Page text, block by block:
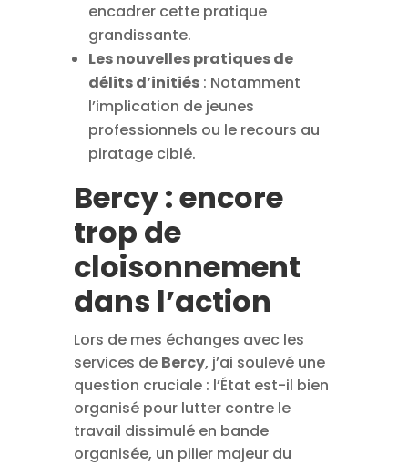
encadrer cette pratique
grandissante.
Les nouvelles pratiques de
délits d’initiés: Notamment
l’implication de jeunes
professionnels ou le recours au
piratage ciblé.
Bercy : encore
trop de
cloisonnement
dans l’action
Lors de mes échanges avec les
services de Bercy, j’ai soulevé une
question cruciale : l’État est-il bien
organisé pour lutter contre le
travail dissimulé en bande
organisée, un pilier majeur du